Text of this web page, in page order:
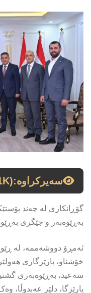
سەیرکراوە:(1.1K)
گۆڕانکاری لە چەند
بەڕێوەبەر و جێگری
ئەمڕۆ دووشەممە، لە
خۆشناو، پارێزگاری
سەعید، بەڕێوەبەری
پارێزگا، دلێر